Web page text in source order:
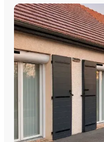
COULISSANTS &
Coulissants Aluminium
Découvrez nos Baies
aluminium avec pose par
DÉCOUVRIR